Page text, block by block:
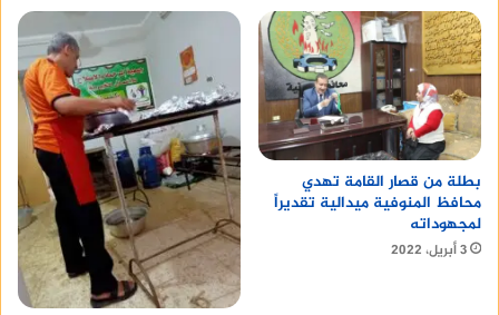
بطلة من قصار القامة تهدي
محافظ المنوفية ميدالية تقديراً
لمجهوداته
3 أبريل، 2022